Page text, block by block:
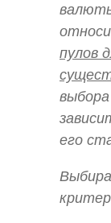
пулов
его